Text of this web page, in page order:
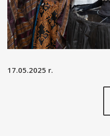
17.05.2025 r.